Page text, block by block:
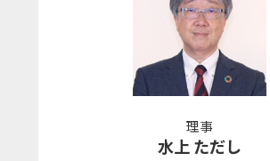
理事
水上 ただし